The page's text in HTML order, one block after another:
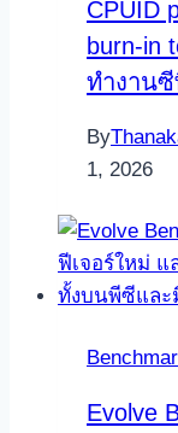
CPUID
burn-in
ทำงาน
By
1, 2026
Evolve